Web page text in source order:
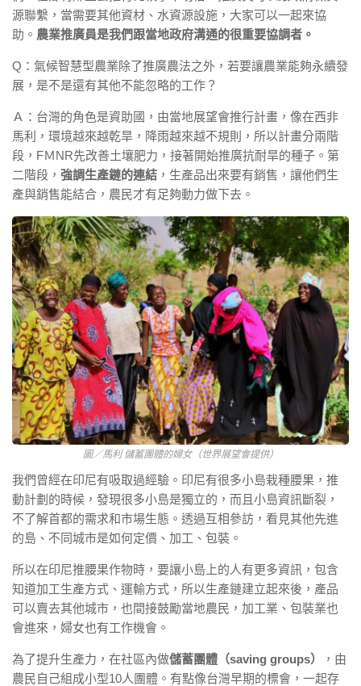
源聯繫，當需要其他資材、水資源設施，大家可以一起來協
助。 農業推廣員是我們跟當地政府溝通的很重要協調者。
Q：氣候智慧型農業除了推廣農法之外，若要讓農業能夠永續發
展，是不是還有其他不能忽略的工作？
Ａ：台灣的角色是資助國，由當地展望會推行計畫，像在西非
馬利，環境越來越乾旱，降雨越來越不規則，所以計畫分兩階
段，FＭNR先改善土壤肥力，接著開始推廣抗耐旱的種子。第
二階段， 強調生產鏈的連結 ，生產品出來要有銷售，讓他們生
產與銷售能結合，農民才有足夠動力做下去。
圖／馬利 儲蓄團體的婦女（世界展望會提供）
我們曾經在印尼有吸取過經驗。印尼有很多小島栽種腰果，推
動計劃的時候，發現很多小島是獨立的，而且小島資訊斷裂，
不了解首都的需求和市場生態。透過互相參訪，看見其他先進
的島、不同城市是如何定價、加工、包裝。
所以在印尼推腰果作物時，要讓小島上的人有更多資訊，包含
知道加工生產方式、運輸方式，所以生產鏈建立起來後，產品
可以賣去其他城市，也間接鼓勵當地農民，加工業、包裝業也
會進來，婦女也有工作機會。
為了提升生產力，在社區內做儲蓄團體（saving groups）
，由
農民自己組成小型10人團體。有點像台灣早期的標會，一起存